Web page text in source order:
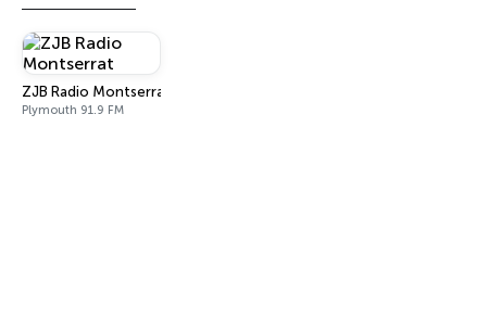
ZJB Radio Montserrat
Plymouth 91.9 FM